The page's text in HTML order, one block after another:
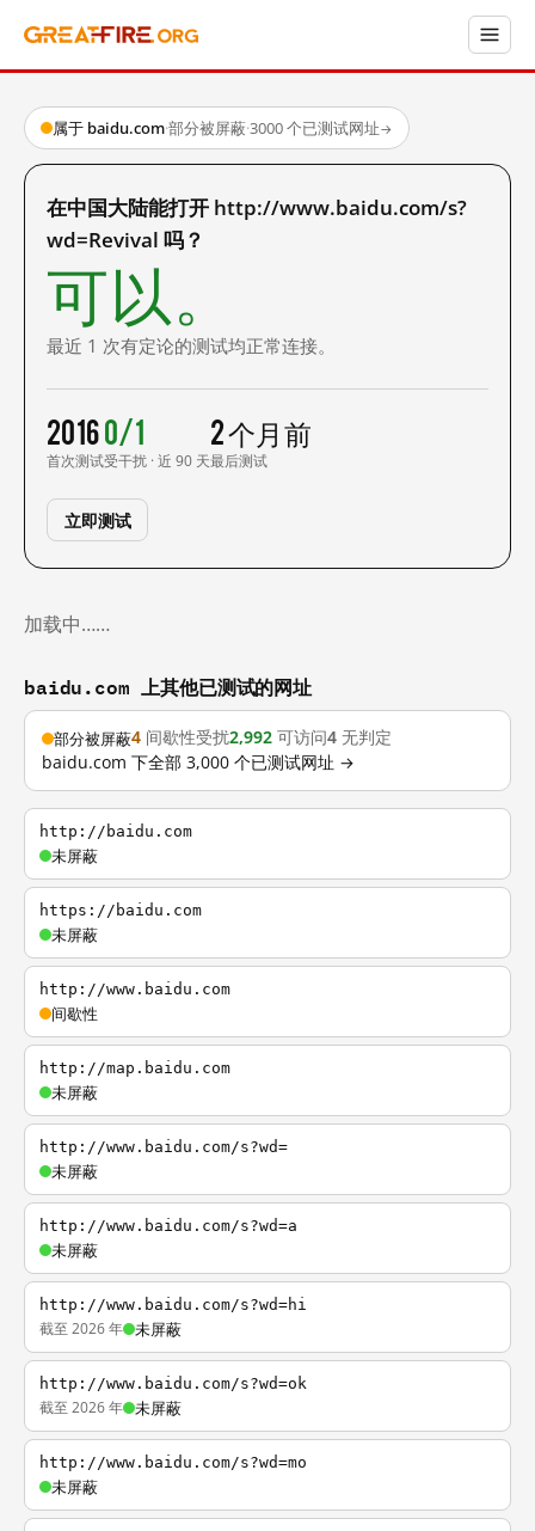
属于 baidu.com·部分被屏蔽·3000 个已测试网址→
在中国大陆能打开 http://www.baidu.com/s?
wd=Revival 吗？
可以。
最近 1 次有定论的测试均正常连接。
2016
首次测试
0/1
受干扰 · 近 90 天
2 个月前
最后测试
立即测试
加载中……
baidu.com 上其他已测试的网址
部分被屏蔽4 间歇性受扰2,992 可访问4 无判定
baidu.com 下全部 3,000 个已测试网址 →
http://baidu.com
未屏蔽
https://baidu.com
未屏蔽
http://www.baidu.com
间歇性
http://map.baidu.com
未屏蔽
http://www.baidu.com/s?wd=
未屏蔽
http://www.baidu.com/s?wd=a
未屏蔽
http://www.baidu.com/s?wd=hi
截至 2026 年 未屏蔽
http://www.baidu.com/s?wd=ok
截至 2026 年 未屏蔽
http://www.baidu.com/s?wd=mo
未屏蔽